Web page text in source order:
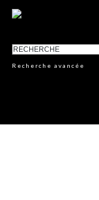
Recherche avancée